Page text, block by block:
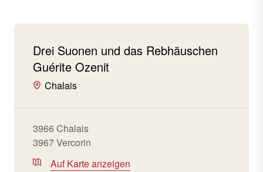
Drei Suonen und das Rebhäuschen
Guérite Ozenit
Chalais
3966 Chalais
3967 Vercorin
Auf Karte anzeigen